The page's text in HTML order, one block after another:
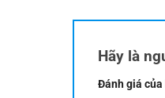
Hãy là
Đánh giá của